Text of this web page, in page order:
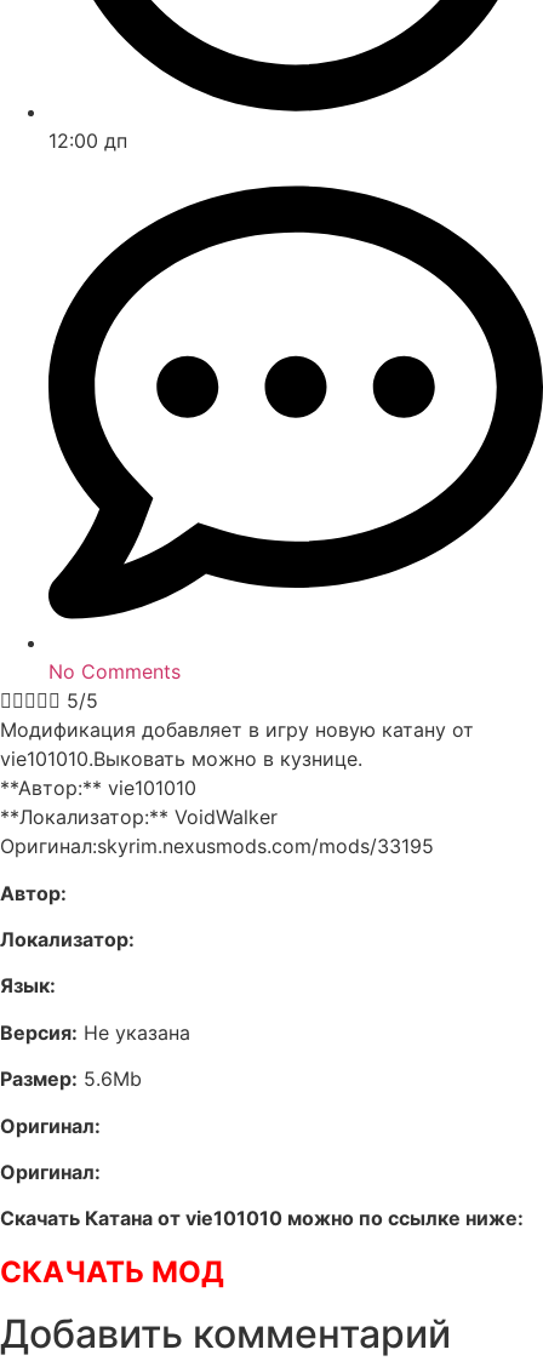
12:00 дп
No Comments
 5/5
Модификация добавляет в игру новую катану от
vie101010.Выковать можно в кузнице.
**Автор:** vie101010
**Локализатор:** VoidWalker
Оригинал:skyrim.nexusmods.com/mods/33195
Автор:
Локализатор:
Язык:
Версия: Не указана
Размер: 5.6Mb
Оригинал:
Оригинал:
Скачать Катана от vie101010 можно по ссылке ниже:
СКАЧАТЬ МОД
Добавить комментарий